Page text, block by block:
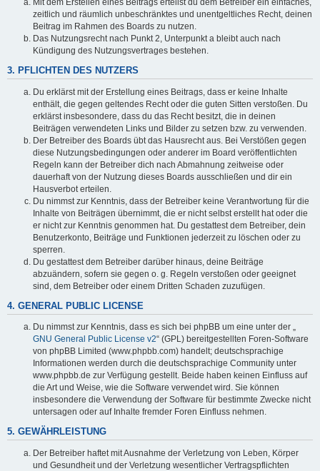
Mit dem Erstellen eines Beitrags erteilst du dem Betreiber ein einfaches,
zeitlich und räumlich unbeschränktes und unentgeltliches Recht, deinen
Beitrag im Rahmen des Boards zu nutzen.
Das Nutzungsrecht nach Punkt 2, Unterpunkt a bleibt auch nach
Kündigung des Nutzungsvertrages bestehen.
3. PFLICHTEN DES NUTZERS
Du erklärst mit der Erstellung eines Beitrags, dass er keine Inhalte
enthält, die gegen geltendes Recht oder die guten Sitten verstoßen. Du
erklärst insbesondere, dass du das Recht besitzt, die in deinen
Beiträgen verwendeten Links und Bilder zu setzen bzw. zu verwenden.
Der Betreiber des Boards übt das Hausrecht aus. Bei Verstößen gegen
diese Nutzungsbedingungen oder anderer im Board veröffentlichten
Regeln kann der Betreiber dich nach Abmahnung zeitweise oder
dauerhaft von der Nutzung dieses Boards ausschließen und dir ein
Hausverbot erteilen.
Du nimmst zur Kenntnis, dass der Betreiber keine Verantwortung für die
Inhalte von Beiträgen übernimmt, die er nicht selbst erstellt hat oder die
er nicht zur Kenntnis genommen hat. Du gestattest dem Betreiber, dein
Benutzerkonto, Beiträge und Funktionen jederzeit zu löschen oder zu
sperren.
Du gestattest dem Betreiber darüber hinaus, deine Beiträge
abzuändern, sofern sie gegen o. g. Regeln verstoßen oder geeignet
sind, dem Betreiber oder einem Dritten Schaden zuzufügen.
4. GENERAL PUBLIC LICENSE
Du nimmst zur Kenntnis, dass es sich bei phpBB um eine unter der „
GNU General Public License v2“ (GPL) bereitgestellten Foren-Software
von phpBB Limited (www.phpbb.com) handelt; deutschsprachige
Informationen werden durch die deutschsprachige Community unter
www.phpbb.de zur Verfügung gestellt. Beide haben keinen Einfluss auf
die Art und Weise, wie die Software verwendet wird. Sie können
insbesondere die Verwendung der Software für bestimmte Zwecke nicht
untersagen oder auf Inhalte fremder Foren Einfluss nehmen.
5. GEWÄHRLEISTUNG
Der Betreiber haftet mit Ausnahme der Verletzung von Leben, Körper
und Gesundheit und der Verletzung wesentlicher Vertragspflichten